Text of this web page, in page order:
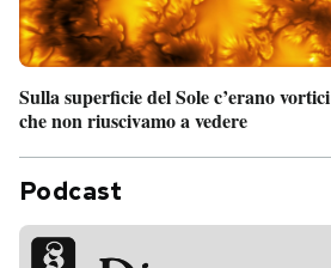
Sulla superficie del Sole c’erano vortici
che non riuscivamo a vedere
Podcast